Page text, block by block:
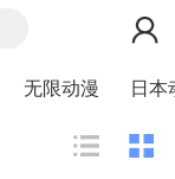
无限动漫 日本